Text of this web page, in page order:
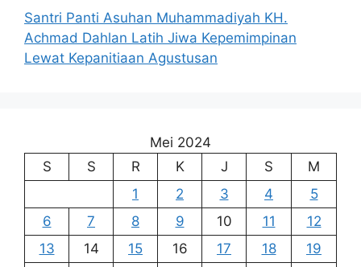
Santri Panti Asuhan Muhammadiyah KH.
Achmad Dahlan Latih Jiwa Kepemimpinan
Lewat Kepanitiaan Agustusan
Mei 2024
S
S R K J S
M
1
2 3 4
5
6
7 8 9 10 11
12
13
14 15 16 17 18
19